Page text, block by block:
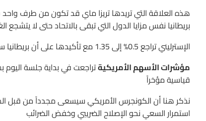
هذه العلاقة التي تريدها تريزا ماي قد تكون من طرف واحد
بريطانيا نفس مزايا الدول التي تبقى بالاتحاد حتى لا يتشجع
الإسترليني تراجع 0.5% إلى 1.35 مع تأكيدها على أن بريطانيا ستخرج من السوق الأوروبية المشتركة
مؤشرات الأسهم الأمريكيةتراجعت في بداية جلسة
قياسية مؤخراً
نذكر هنا أن الكونجرس الأمريكي سيسعى مجدداً من قبل
استمرار السعي نحو الإصلاح الضريبي وخفض الضرائب